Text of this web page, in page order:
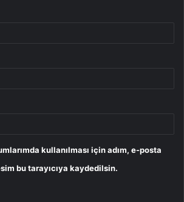
kullanılması için adım, e-posta
bu tarayıcıya kaydedilsin.